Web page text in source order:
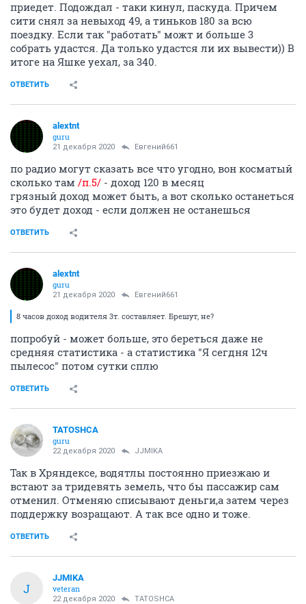
приедет. Подождал - таки кинул, паскуда. Причем
сити снял за невыход 49, а тиньков 180 за всю
поездку. Если так "работать" можт и больше 3
собрать удастся. Да только удастся ли их вывести)) В
итоге на Яшке уехал, за 340.
ОТВЕТИТЬ
alextnt
guru
21 декабря 2020 Евгений661
по радио могут сказать все что угодно, вон косматый
сколько там /п.5/ - доход 120 в месяц
грязный доход может быть, а вот сколько останеться
это будет доход - если должен не останешься
ОТВЕТИТЬ
alextnt
guru
21 декабря 2020 Евгений661
8 часов доход водителя 3т. составляет. Брешут, не?
попробуй - может больше, это береться даже не
средняя статистика - а статистика "Я сегдня 12ч
пылесос" потом сутки сплю
ОТВЕТИТЬ
TATOSHCA
guru
22 декабря 2020 JJMIKA
Так в Хряндексе, водятлы постоянно приезжаю и
встают за тридевять земель, что бы пассажир сам
отменил. Отменяю списывают деньги,а затем через
поддержку возращают. А так все одно и тоже.
ОТВЕТИТЬ
J
JJMIKA
veteran
22 декабря 2020 TATOSHCA